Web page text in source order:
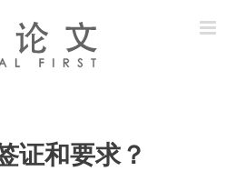
证和要求？